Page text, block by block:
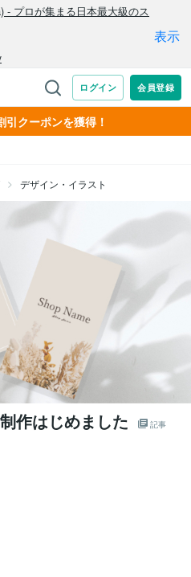
クーポンを獲得！
デザイン・イラスト
作はじめました 記事